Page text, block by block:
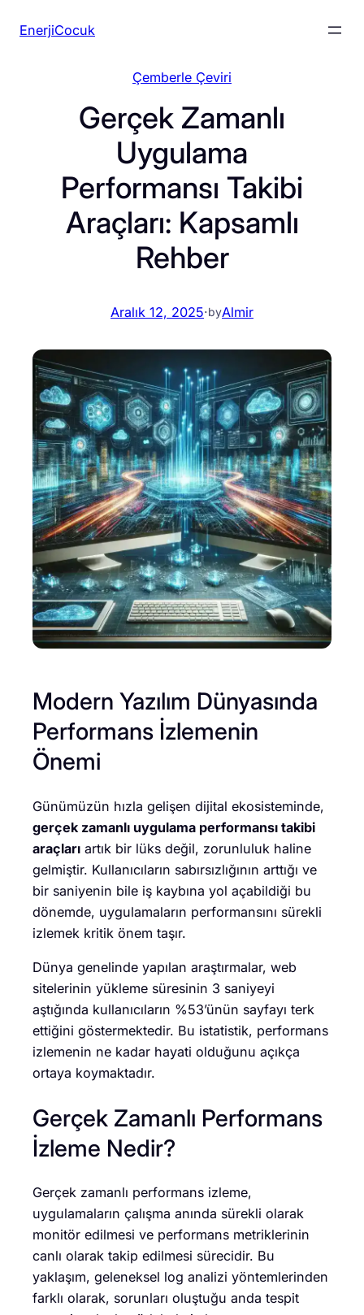
geçEnerjiCocuk
Çemberle Çeviri
Gerçek Zamanlı
Uygulama
Performansı Takibi
Araçları: Kapsamlı
Rehber
Aralık 12, 2025·byAlmir
Modern Yazılım Dünyasında
Performans İzlemenin
Önemi
Günümüzün hızla gelişen dijital ekosisteminde,
gerçek zamanlı uygulama performansı takibi
araçları artık bir lüks değil, zorunluluk haline
gelmiştir. Kullanıcıların sabırsızlığının arttığı ve
bir saniyenin bile iş kaybına yol açabildiği bu
dönemde, uygulamaların performansını sürekli
izlemek kritik önem taşır.
Dünya genelinde yapılan araştırmalar, web
sitelerinin yükleme süresinin 3 saniyeyi
aştığında kullanıcıların %53’ünün sayfayı terk
ettiğini göstermektedir. Bu istatistik, performans
izlemenin ne kadar hayati olduğunu açıkça
ortaya koymaktadır.
Gerçek Zamanlı Performans
İzleme Nedir?
Gerçek zamanlı performans izleme,
uygulamaların çalışma anında sürekli olarak
monitör edilmesi ve performans metriklerinin
canlı olarak takip edilmesi sürecidir. Bu
yaklaşım, geleneksel log analizi yöntemlerinden
farklı olarak, sorunları oluştuğu anda tespit